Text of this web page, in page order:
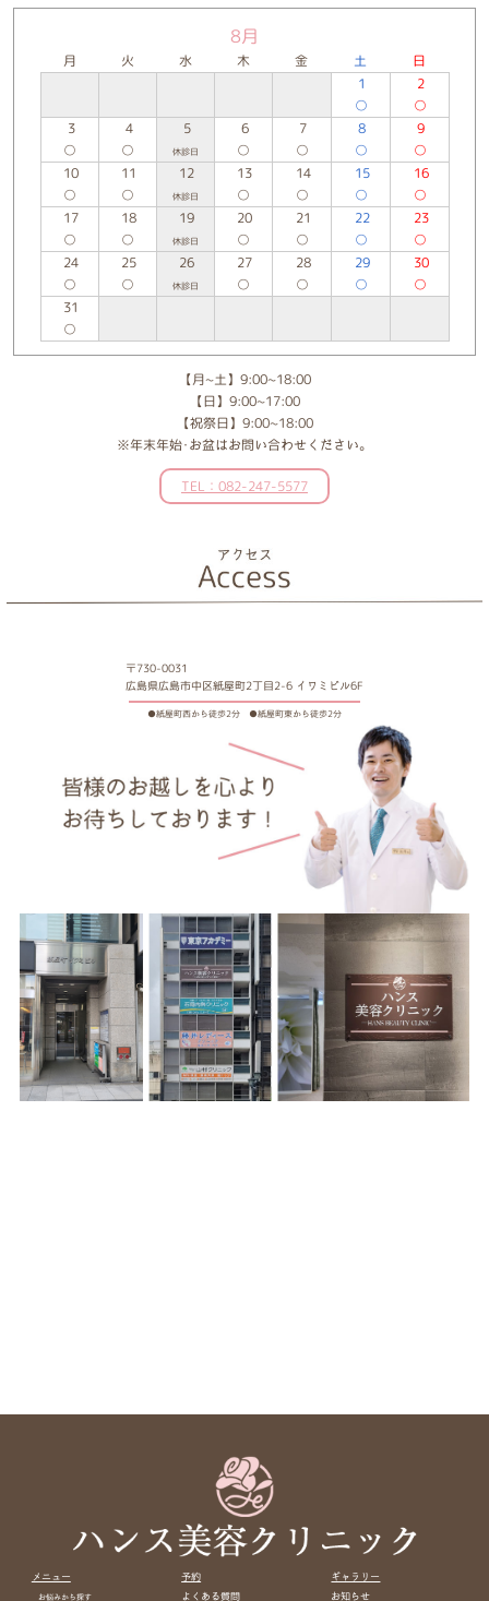
8月
月 火 水 木 金 土
日
1
○
2
○
3
○
4
○
5
休診日
6
○
7
○
8
○
9
○
10
○
11
○
12
休診日
13
○
14
○
15
○
16
○
17
○
18
○
19
休診日
20
○
21
○
22
○
23
○
24
○
25
○
26
休診日
27
○
28
○
29
○
30
○
31
○
【月~土】9:00~18:00
【日】9:00~17:00
【祝祭日】9:00~18:00
※年末年始･お盆はお問い合わせください。
TEL：082-247-5577
〒730-0031
広島県広島市中区紙屋町2丁目2-6 イワミビル6F
●紙屋町西から徒歩2分 ●紙屋町東から徒歩2分
メニュー
お悩みから探す
予約
よくある質問
ギャラリー
お知らせ